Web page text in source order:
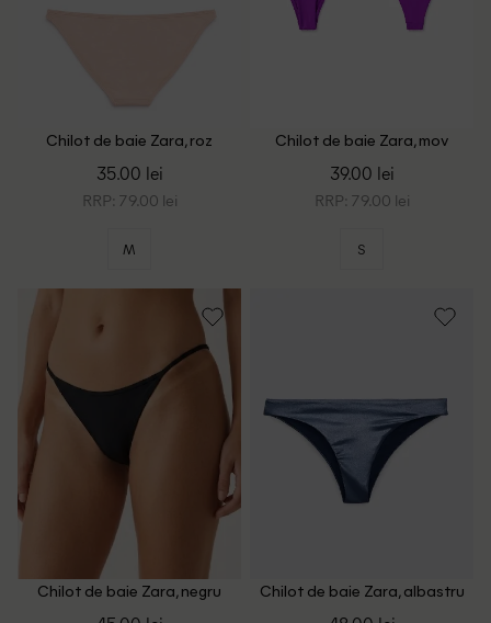
Chilot de baie Zara, roz
35.00 lei
RRP: 79.00 lei
M
Chilot de baie Zara, mov
39.00 lei
RRP: 79.00 lei
S
Chilot de baie Zara, negru Chilot de baie Zara, albastru